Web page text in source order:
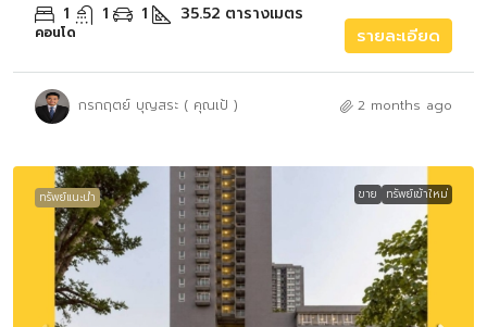
1 1 1 35.52 ตารางเมตร
คอนโด รายละเอียด
กรกฤตย์ บุญสระ ( คุณเป้ ) 2 months ago
ทรัพย์แนะนำ ขาย ทรัพย์เข้าใหม่